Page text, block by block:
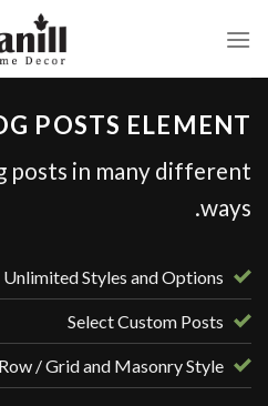
POSTS ELEMENT
posts in many different
ways.
Unlimited Styles and Options
Select Custom Posts
/ Grid and Masonry Style